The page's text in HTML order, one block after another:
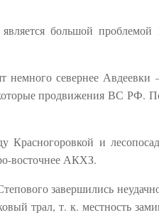
большой
севернее Авдеевки
продвижения ВС РФ.
и
восточнее АКХЗ.
завершились
трал, т. к. местность